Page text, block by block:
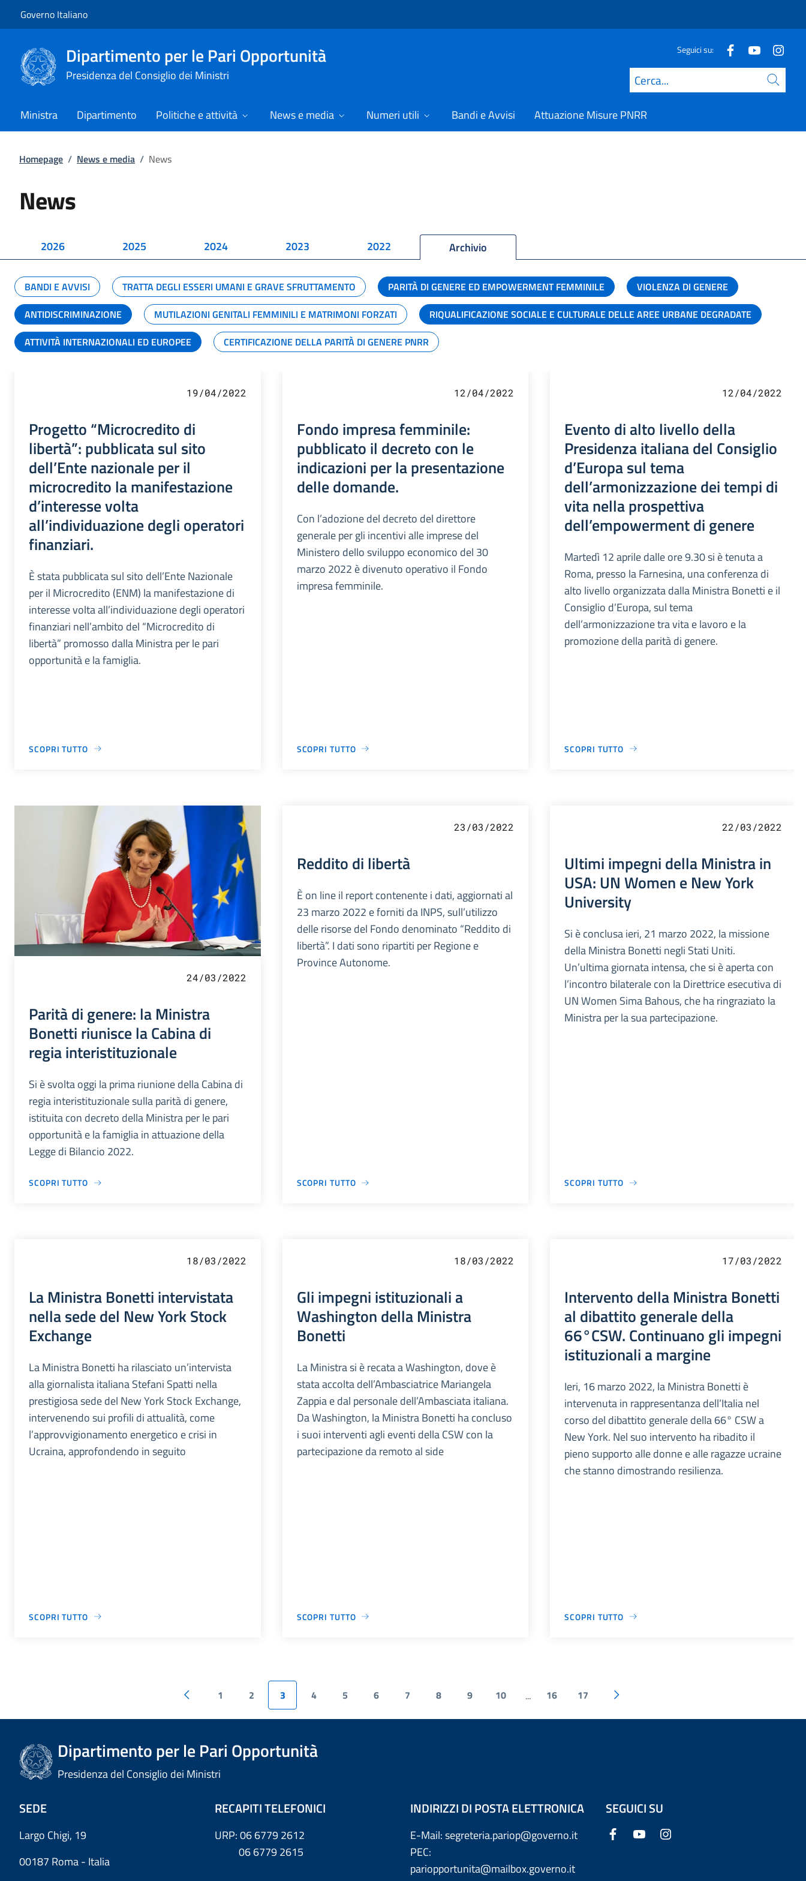
Governo Italiano
Dipartimento per le Pari Opportunità
Presidenza del Consiglio dei Ministri
Seguici su:
Cerca
Ministra Dipartimento Politiche e attività News e media Numeri utili Bandi e Avvisi Attuazione Misure PNRR
Homepage / News e media / News
News
2026 2025 2024 2023 2022 Archivio
BANDI E AVVISI TRATTA DEGLI ESSERI UMANI E GRAVE SFRUTTAMENTO PARITÀ DI GENERE ED EMPOWERMENT FEMMINILE
VIOLENZA DI GENERE
ANTIDISCRIMINAZIONE
MUTILAZIONI GENITALI FEMMINILI E MATRIMONI FORZATI
RIQUALIFICAZIONE SOCIALE E CULTURALE DELLE AREE URBANE DEGRADATE
ATTIVITÀ INTERNAZIONALI ED EUROPEE
CERTIFICAZIONE DELLA PARITÀ DI GENERE PNRR
19/04/2022
Progetto “Microcredito di
libertà”: pubblicata sul sito
dell’Ente nazionale per il
microcredito la manifestazione
d’interesse volta
all’individuazione degli operatori
finanziari.
È stata pubblicata sul sito dell’Ente Nazionale
per il Microcredito (ENM) la manifestazione di
interesse volta all’individuazione degli operatori
finanziari nell’ambito del “Microcredito di
libertà” promosso dalla Ministra per le pari
opportunità e la famiglia.
SCOPRI TUTTO
12/04/2022
Fondo impresa femminile:
pubblicato il decreto con le
indicazioni per la presentazione
delle domande.
Con l’adozione del decreto del direttore
generale per gli incentivi alle imprese del
Ministero dello sviluppo economico del 30
marzo 2022 è divenuto operativo il Fondo
impresa femminile.
SCOPRI TUTTO
12/04/2022
Evento di alto livello della
Presidenza italiana del Consiglio
d’Europa sul tema
dell’armonizzazione dei tempi di
vita nella prospettiva
dell’empowerment di genere
Martedì 12 aprile dalle ore 9.30 si è tenuta a
Roma, presso la Farnesina, una conferenza di
alto livello organizzata dalla Ministra Bonetti e il
Consiglio d’Europa, sul tema
dell’armonizzazione tra vita e lavoro e la
promozione della parità di genere.
SCOPRI TUTTO
24/03/2022
Parità di genere: la Ministra
Bonetti riunisce la Cabina di
regia interistituzionale
Si è svolta oggi la prima riunione della Cabina di
regia interistituzionale sulla parità di genere,
istituita con decreto della Ministra per le pari
opportunità e la famiglia in attuazione della
Legge di Bilancio 2022.
SCOPRI TUTTO
23/03/2022
Reddito di libertà
È on line il report contenente i dati, aggiornati al
23 marzo 2022 e forniti da INPS, sull’utilizzo
delle risorse del Fondo denominato “Reddito di
libertà”. I dati sono ripartiti per Regione e
Province Autonome.
SCOPRI TUTTO
22/03/2022
Ultimi impegni della Ministra in
USA: UN Women e New York
University
Si è conclusa ieri, 21 marzo 2022, la missione
della Ministra Bonetti negli Stati Uniti.
Un’ultima giornata intensa, che si è aperta con
l’incontro bilaterale con la Direttrice esecutiva di
UN Women Sima Bahous, che ha ringraziato la
Ministra per la sua partecipazione.
SCOPRI TUTTO
18/03/2022
La Ministra Bonetti intervistata
nella sede del New York Stock
Exchange
La Ministra Bonetti ha rilasciato un’intervista
alla giornalista italiana Stefani Spatti nella
prestigiosa sede del New York Stock Exchange,
intervenendo sui profili di attualità, come
l’approvvigionamento energetico e crisi in
Ucraina, approfondendo in seguito
SCOPRI TUTTO
18/03/2022
Gli impegni istituzionali a
Washington della Ministra
Bonetti
La Ministra si è recata a Washington, dove è
stata accolta dell’Ambasciatrice Mariangela
Zappia e dal personale dell’Ambasciata italiana.
Da Washington, la Ministra Bonetti ha concluso
i suoi interventi agli eventi della CSW con la
partecipazione da remoto al side
SCOPRI TUTTO
17/03/2022
Intervento della Ministra Bonetti
al dibattito generale della
66°CSW. Continuano gli impegni
istituzionali a margine
Ieri, 16 marzo 2022, la Ministra Bonetti è
intervenuta in rappresentanza dell’Italia nel
corso del dibattito generale della 66° CSW a
New York. Nel suo intervento ha ribadito il
pieno supporto alle donne e alle ragazze ucraine
che stanno dimostrando resilienza.
SCOPRI TUTTO
1 2 3 4 5 6 7 8 9 10 ... 16 17
Dipartimento per le Pari Opportunità
Presidenza del Consiglio dei Ministri
SEDE
Largo Chigi, 19
00187 Roma - Italia
RECAPITI TELEFONICI
URP: 06 6779 2612
06 6779 2615
INDIRIZZI DI POSTA ELETTRONICA
E-Mail: segreteria.pariop@governo.it
PEC:
pariopportunita@mailbox.governo.it
SEGUICI SU